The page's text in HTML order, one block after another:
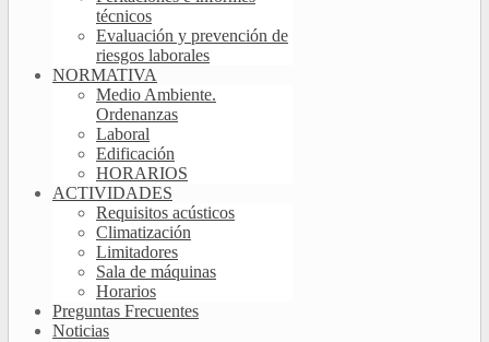
técnicos
Evaluación y prevención de
riesgos laborales
NORMATIVA
Medio Ambiente.
Ordenanzas
Laboral
Edificación
HORARIOS
ACTIVIDADES
Requisitos acústicos
Climatización
Limitadores
Sala de máquinas
Horarios
Preguntas Frecuentes
Noticias